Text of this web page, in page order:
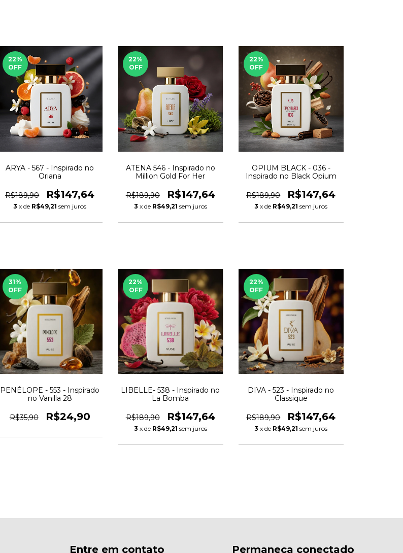
22%
OFF
ARYA - 567 - Inspirado no
Oriana
R$189,90 R$147,64
3 x de R$49,21 sem juros
22%
OFF
ATENA 546 - Inspirado no
Million Gold For Her
R$189,90 R$147,64
3 x de R$49,21 sem juros
22%
OFF
OPIUM BLACK - 036 -
Inspirado no Black Opium
R$189,90 R$147,64
3 x de R$49,21 sem juros
31%
OFF
PENÉLOPE - 553 - Inspirado
no Vanilla 28
R$35,90 R$24,90
22%
OFF
LIBELLE- 538 - Inspirado no
La Bomba
R$189,90 R$147,64
3 x de R$49,21 sem juros
22%
OFF
DIVA - 523 - Inspirado no
Classique
R$189,90 R$147,64
3 x de R$49,21 sem juros
Entre em contato Permaneça conectado